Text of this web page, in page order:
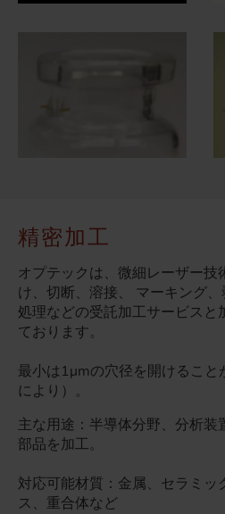
精密加工
オプテックは、微細レーザー
け、切断、溶接、 マーキング
処理などの受託加工サービスと
ております。
最小は1µmの穴径を開けること
により）。
主な用途：半導体分野、分析装
部品を加工。
対応可能材質：金属、セラミッ
ス、重合体など